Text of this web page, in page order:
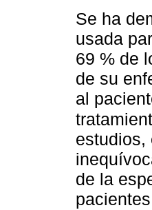
Se ha
usada
69 % de
de su
al
estudios,
de la